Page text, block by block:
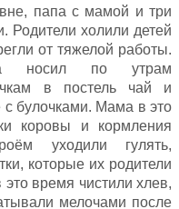
папа с мамой и три
Родители холили детей
от тяжелой работы.
носил по утрам
в постель чай и
с булочками. Мама в это
коровы и кормления
уходили гулять,
которые их родители
время чистили хлев,
мелочами после